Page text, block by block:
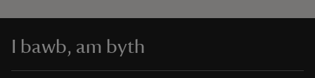
I bawb, am byth